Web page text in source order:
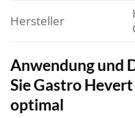
Hersteller
Anwendung und
Sie Gastro
optimal